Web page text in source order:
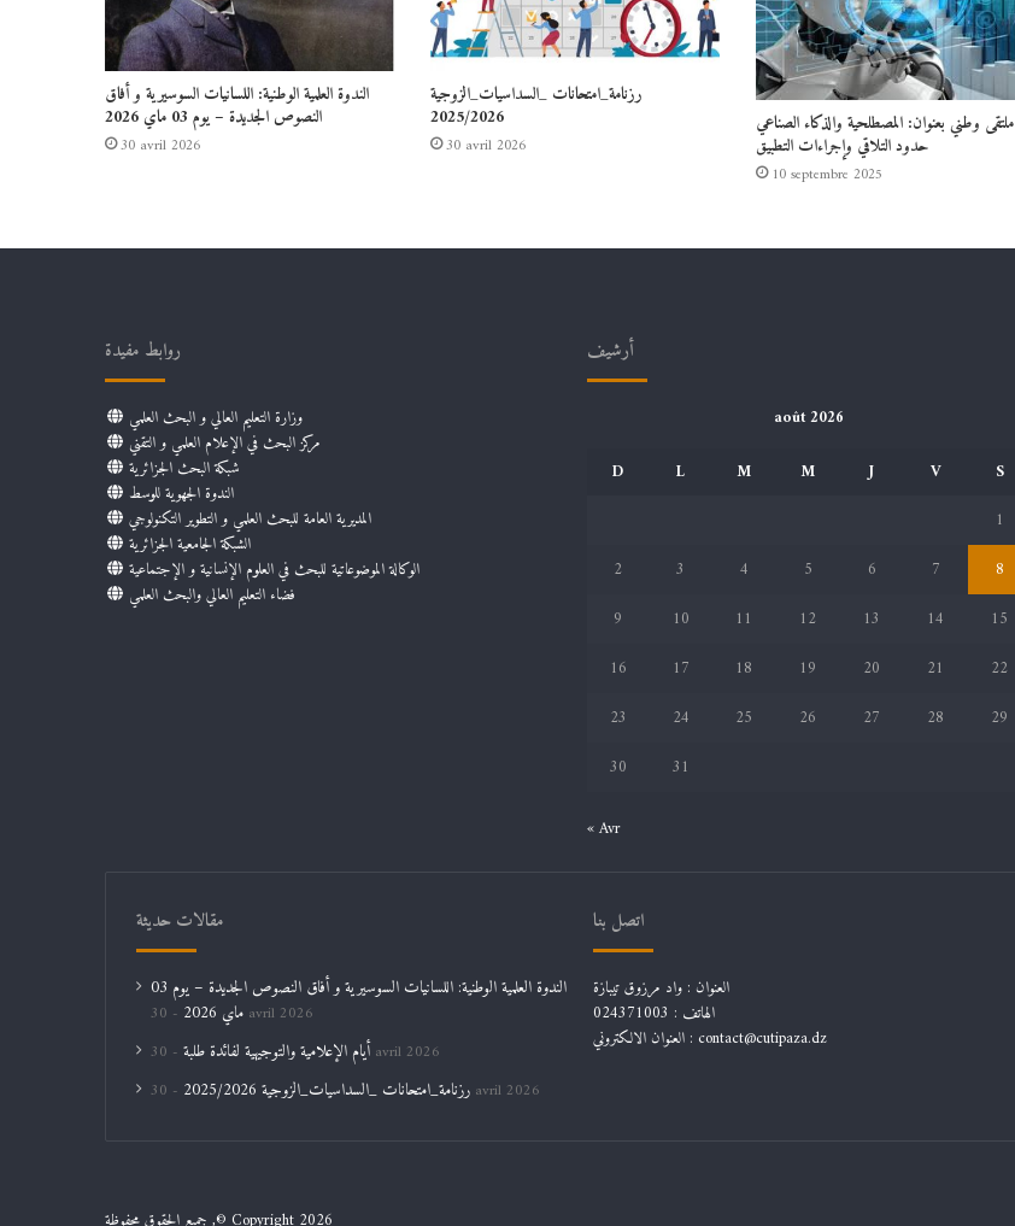
الندوة العلمية الوطنية: اللسانيات السوسيرية و أفاق
النصوص الجديدة – يوم 03 ماي 2026
30 avril 2026
رزنامة_امتحانات _السداسيات_الزوجية
2025/2026
30 avril 2026
ملتقى وطني بعنوان: المصطلحية والذكاء الصناعي
حدود التلاقي وإجراءات التطبيق
10 septembre 2025
روابط مفيدة
وزارة التعليم العالي و البحث العلمي
مركز البحث في الإعلام العلمي و التقني
شبكة البحث الجزائرية
الندوة الجهوية للوسط
المديرية العامة للبحث العلمي و التطوير التكنولوجي
الشبكة الجامعية الجزائرية
الوكالة الموضوعاتية للبحث في العلوم الإنسانية و الإجتماعية
فضاء التعليم العالي والبحث العلمي
أرشيف
août 2026
D
L M M J V
S
1
2
3 4 5 6 7
8
9
10 11 12 13 14
15
16
17 18 19 20 21
22
23
24 25 26 27 28
29
30
31
« Avr
مقالات حديثة
الندوة العلمية الوطنية: اللسانيات السوسيرية و أفاق النصوص الجديدة – يوم 03
ماي 2026 30 avril 2026
أيام الإعلامية والتوجيهية لفائدة طلبة30 avril 2026
رزنامة_امتحانات _السداسيات_الزوجية 2025/2026 30 avril 2026
اتصل بنا
العنوان : واد مرزوق تيبازة
الهاتف : 024371003
العنوان الالكتروني : contact@cutipaza.dz
جميع الحقوق محفوظة ,© Copyright 2026